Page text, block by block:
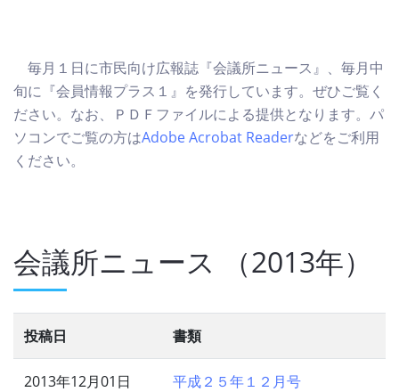
毎月１日に市民向け広報誌『会議所ニュース』、毎月中
旬に『会員情報プラス１』を発行しています。ぜひご覧く
ださい。なお、ＰＤＦファイルによる提供となります。パ
ソコンでご覧の方はAdobe Acrobat Readerなどをご利用
ください。
会議所ニュース （2013年）
投稿日 書類
2013年12月01日 平成２５年１２月号